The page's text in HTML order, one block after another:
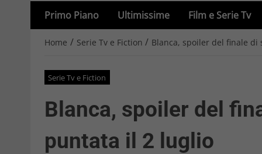
Primo Piano Ultimissime Film e Serie Tv
Home / Serie Tv e Fiction / Blanca, spoiler del finale
Serie Tv e Fiction
Blanca, spoiler del
puntata il 2 luglio